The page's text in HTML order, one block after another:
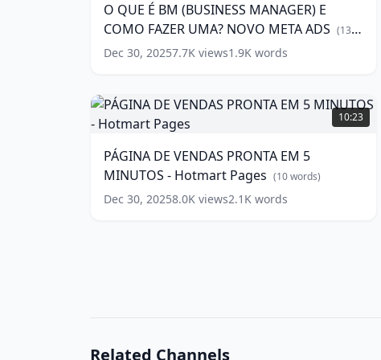
(BUSINESS
MANAGER)
E
COMO
UMA?
NOVO
META
words)
O QUE É BM (BUSINESS MANAGER) E
COMO FAZER UMA? NOVO META ADS (13
words)
Dec 30, 20257.7K views1.9K words
PÁGINA
DE
VENDAS
PRONTA
EM
5
MINUTOS
10:23
PÁGINA DE VENDAS PRONTA EM 5
MINUTOS - Hotmart Pages (10words)
Dec 30, 20258.0K views2.1K words
Related Channels